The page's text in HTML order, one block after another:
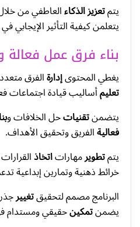
يتمتعزيزالذكاءالعاطفي من
يتعلمن كيفية التأثير الإيجابي
بناء فرق عمل فعالة
يغطي المحتوىإدارةالفرق
تعليمأساليب قيادة اجتماعات
يتضمنتقنياتحل الخلافات و
فعاليةالفريق وتحقيق الأهداف.
يتمتطويرمهاراتاتخاذ
خرائط ذهنية وتمارين إبداعية
البرنامج مصمم لتحقيقتغيير
يضمنتمكينحقيقي